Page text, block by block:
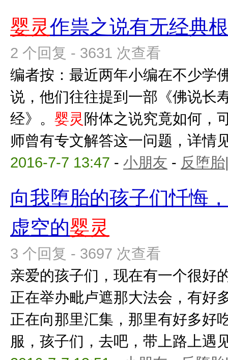
婴灵作祟之说有无经典
2 个回复 - 3631 次查看
编者按：最近两年小编在不少学
说，他们往往提到一部《佛说长
经》。 婴灵附体之说究竟如何，
师曾有专文解答这一问题，详情
2016-7-7 13:47 - 小朋友 - 反堕
向我堕胎的孩子们忏悔
虚空的婴灵
3 个回复 - 3697 次查看
亲爱的孩子们，现在有一个很好
正在举办毗卢遮那大法会，有好
正在向那里汇集，那里有好多好
服，孩子们，去吧，带上路上遇